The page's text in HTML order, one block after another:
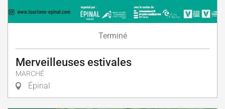
Terminé
Merveilleuses estivales
MARCHÉ
Épinal